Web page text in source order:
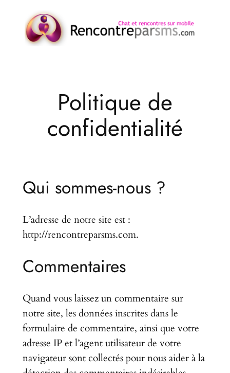
contenu
Politique de
confidentialité
Qui sommes-nous ?
L’adresse de notre site est :
http://rencontreparsms.com.
Commentaires
Quand vous laissez un commentaire sur
notre site, les données inscrites dans le
formulaire de commentaire, ainsi que votre
adresse IP et l’agent utilisateur de votre
navigateur sont collectés pour nous aider à la